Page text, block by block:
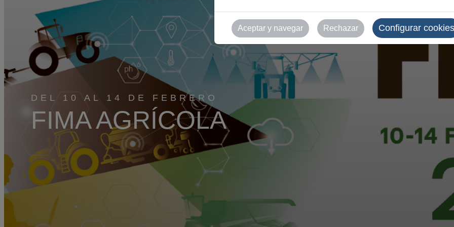
DEL 10 AL 14 DE FEBRERO
FIMA AGRÍCOLA
Aceptar y navegar Rechazar Configurar cookies